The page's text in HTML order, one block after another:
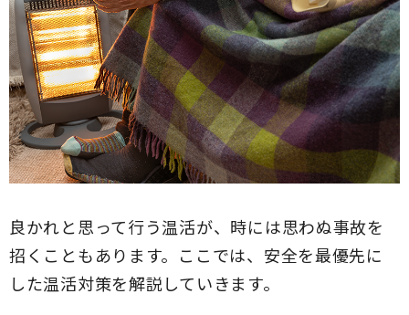
良かれと思って行う温活が、時には思わぬ事故を
招くこともあります。ここでは、安全を最優先に
した温活対策を解説していきます。